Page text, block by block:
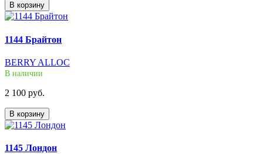
В корзину
1144 Брайтон
BERRY ALLOC
В наличии
2 100 руб.
В корзину
1145 Лондон